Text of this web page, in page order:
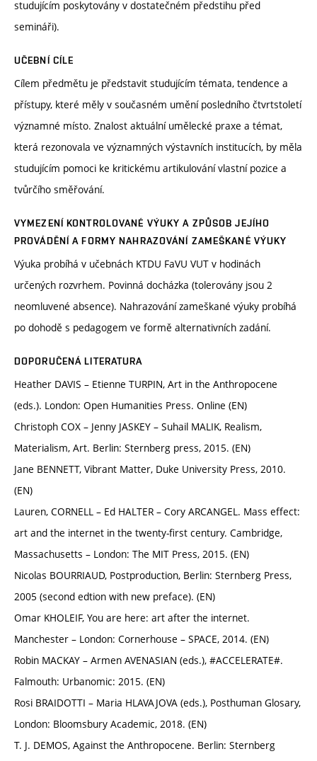
studujícím poskytovány v dostatečném předstihu před
semináři).
UČEBNÍ CÍLE
Cílem předmětu je představit studujícím témata, tendence a
přístupy, které měly v současném umění posledního čtvrtstoletí
významné místo. Znalost aktuální umělecké praxe a témat,
která rezonovala ve významných výstavních institucích, by měla
studujícím pomoci ke kritickému artikulování vlastní pozice a
tvůrčího směřování.
VYMEZENÍ KONTROLOVANÉ VÝUKY A ZPŮSOB JEJÍHO
PROVÁDĚNÍ A FORMY NAHRAZOVÁNÍ ZAMEŠKANÉ VÝUKY
Výuka probíhá v učebnách KTDU FaVU VUT v hodinách
určených rozvrhem. Povinná docházka (tolerovány jsou 2
neomluvené absence). Nahrazování zameškané výuky probíhá
po dohodě s pedagogem ve formě alternativních zadání.
DOPORUČENÁ LITERATURA
Heather DAVIS – Etienne TURPIN, Art in the Anthropocene
(eds.). London: Open Humanities Press. Online (EN)
Christoph COX – Jenny JASKEY – Suhail MALIK, Realism,
Materialism, Art. Berlin: Sternberg press, 2015. (EN)
Jane BENNETT, Vibrant Matter, Duke University Press, 2010.
(EN)
Lauren, CORNELL – Ed HALTER – Cory ARCANGEL. Mass effect:
art and the internet in the twenty-first century. Cambridge,
Massachusetts – London: The MIT Press, 2015. (EN)
Nicolas BOURRIAUD, Postproduction, Berlin: Sternberg Press,
2005 (second edtion with new preface). (EN)
Omar KHOLEIF, You are here: art after the internet.
Manchester – London: Cornerhouse – SPACE, 2014. (EN)
Robin MACKAY – Armen AVENASIAN (eds.), #ACCELERATE#.
Falmouth: Urbanomic: 2015. (EN)
Rosi BRAIDOTTI – Maria HLAVAJOVA (eds.), Posthuman Glosary,
London: Bloomsbury Academic, 2018. (EN)
T. J. DEMOS, Against the Anthropocene. Berlin: Sternberg